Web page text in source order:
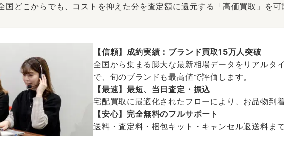
国どこからでも、コストを抑えた分を査定額に還元する「高価買取」を
【信頼】成約実績：ブランド買取15万人突破
全国から集まる膨大な最新相場データをリアルタ
で、旬のブランドも最高値で評価します。
【最速】最短、当日査定・振込
宅配買取に最適化されたフローにより、お品物到
【安心】完全無料のフルサポート
送料・査定料・梱包キット・キャンセル返送料ま